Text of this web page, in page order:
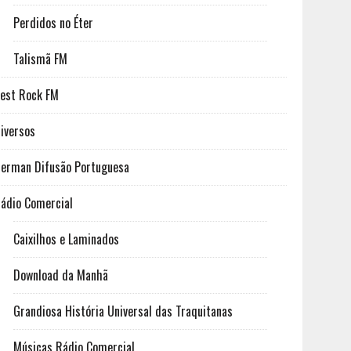
Perdidos no Éter
Talismã FM
Rock FM
Difusão Portuguesa
Comercial
Caixilhos e Laminados
Download da Manhã
Grandiosa História Universal das Traquitanas